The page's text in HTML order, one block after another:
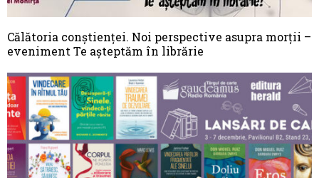
Călătoria conştienţei. Noi perspective asupra morţii –
eveniment Te așteptăm în librărie